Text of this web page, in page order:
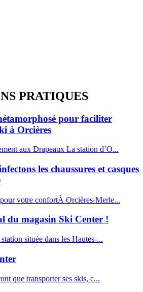
PRATIQUES
pour faciliter
à Orcières
aux Drapeaux La station d’O...
les chaussures et casques
votre confortÀ Orcières-Merle...
du magasin Ski Center !
située dans les Hautes-...
que transporter ses skis, c...